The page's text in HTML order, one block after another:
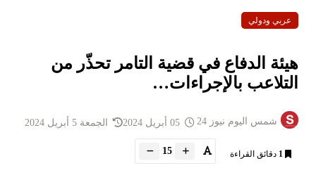
عربي ودولي
هيئة الدفاع في قضية التامر تحذّر من
التلاعب بالإجراءات…
شمس اليوم نيوز 24 الجمعة 5 أبريل 2024
1 دقائق القراءة 15